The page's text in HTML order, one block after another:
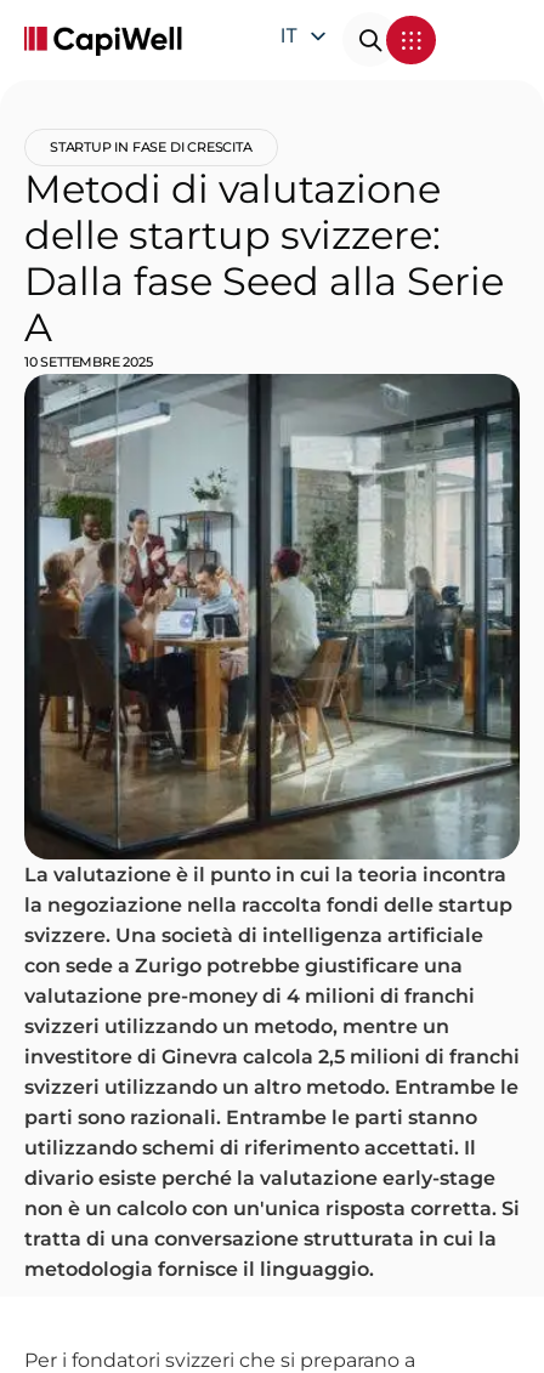
IT
STARTUP IN FASE DI CRESCITA
Metodi di valutazione
delle startup svizzere:
Dalla fase Seed alla Serie
A
10 SETTEMBRE 2025
La valutazione è il punto in cui la teoria incontra
la negoziazione nella raccolta fondi delle startup
svizzere. Una società di intelligenza artificiale
con sede a Zurigo potrebbe giustificare una
valutazione pre-money di 4 milioni di franchi
svizzeri utilizzando un metodo, mentre un
investitore di Ginevra calcola 2,5 milioni di franchi
svizzeri utilizzando un altro metodo. Entrambe le
parti sono razionali. Entrambe le parti stanno
utilizzando schemi di riferimento accettati. Il
divario esiste perché la valutazione early-stage
non è un calcolo con un'unica risposta corretta. Si
tratta di una conversazione strutturata in cui la
metodologia fornisce il linguaggio.
Per i fondatori svizzeri che si preparano a